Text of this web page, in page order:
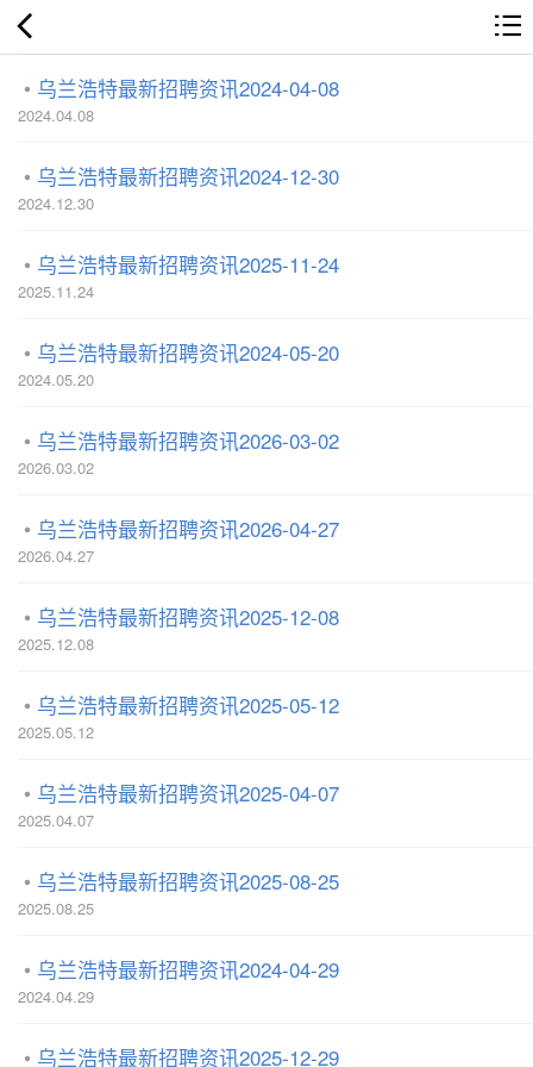
乌兰浩特最新招聘资讯2024-04-08
2024.04.08
乌兰浩特最新招聘资讯2024-12-30
2024.12.30
乌兰浩特最新招聘资讯2025-11-24
2025.11.24
乌兰浩特最新招聘资讯2024-05-20
2024.05.20
乌兰浩特最新招聘资讯2026-03-02
2026.03.02
乌兰浩特最新招聘资讯2026-04-27
2026.04.27
乌兰浩特最新招聘资讯2025-12-08
2025.12.08
乌兰浩特最新招聘资讯2025-05-12
2025.05.12
乌兰浩特最新招聘资讯2025-04-07
2025.04.07
乌兰浩特最新招聘资讯2025-08-25
2025.08.25
乌兰浩特最新招聘资讯2024-04-29
2024.04.29
乌兰浩特最新招聘资讯2025-12-29